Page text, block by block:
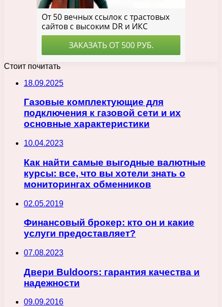
Стоит почитать
18.09.2025
Газовые комплектующие для
подключения к газовой сети и их
основные характеристики
10.04.2023
Как найти самые выгодные валютные
курсы: все, что вы хотели знать о
мониторингах обменников
02.05.2019
Финансовый брокер: кто он и какие
услуги предоставляет?
07.08.2023
Двери Buldoors: гарантия качества и
надежности
09.09.2016